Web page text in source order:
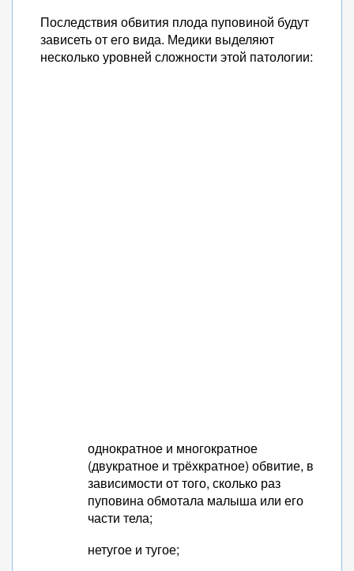
Последствия обвития плода пуповиной будут
зависеть от его вида. Медики выделяют
несколько уровней сложности этой патологии:
однократное и многократное
(двукратное и трёхкратное) обвитие, в
зависимости от того, сколько раз
пуповина обмотала малыша или его
части тела;
нетугое и тугое;